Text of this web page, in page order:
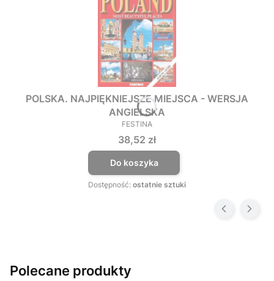
POLSKA. NAJPIĘKNIEJSZE MIEJSCA - WERSJA
ANGIELSKA
PRODUCENT
FESTINA
Cena
38,52 zł
Do koszyka
Dostępność: ostatnie sztuki
Polecane produkty